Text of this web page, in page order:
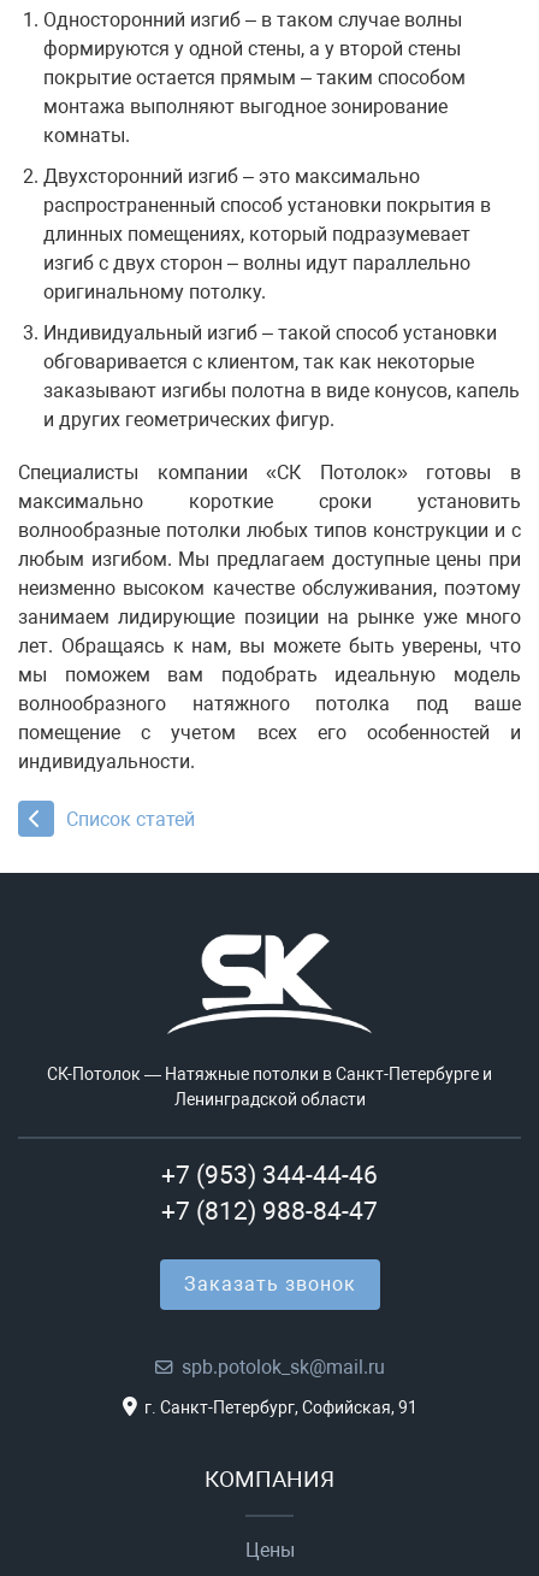
Односторонний изгиб – в таком случае волны
формируются у одной стены, а у второй стены
покрытие остается прямым – таким способом
монтажа выполняют выгодное зонирование
комнаты.
Двухсторонний изгиб – это максимально
распространенный способ установки покрытия в
длинных помещениях, который подразумевает
изгиб с двух сторон – волны идут параллельно
оригинальному потолку.
Индивидуальный изгиб – такой способ установки
обговаривается с клиентом, так как некоторые
заказывают изгибы полотна в виде конусов, капель
и других геометрических фигур.
Специалисты компании «СК Потолок» готовы в
максимально короткие сроки установить
волнообразные потолки любых типов конструкции и с
любым изгибом. Мы предлагаем доступные цены при
неизменно высоком качестве обслуживания, поэтому
занимаем лидирующие позиции на рынке уже много
лет. Обращаясь к нам, вы можете быть уверены, что
мы поможем вам подобрать идеальную модель
волнообразного натяжного потолка под ваше
помещение с учетом всех его особенностей и
индивидуальности.
Список статей
СК-Потолок — Натяжные потолки в Санкт-Петербурге и
Ленинградской области
+7 (953) 344-44-46
+7 (812) 988-84-47
Заказать звонок
spb.potolok_sk@mail.ru
г. Санкт-Петербург, Софийская, 91
КОМПАНИЯ
Цены